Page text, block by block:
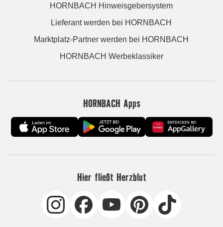
HORNBACH Hinweisgebersystem
Lieferant werden bei HORNBACH
Marktplatz-Partner werden bei HORNBACH
HORNBACH Werbeklassiker
HORNBACH Apps
Hier fließt Herzblut